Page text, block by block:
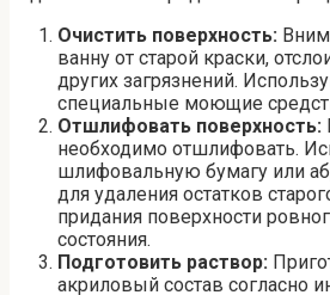
Очистить поверхность:
ванну от старой краски,
других загрязнений.
специальные моющие
Отшлифовать поверхность:
необходимо отшлифовать.
шлифовальную бумагу или
для удаления остатков
придания поверхности
состояния.
Подготовить раствор:
акриловый состав согласно